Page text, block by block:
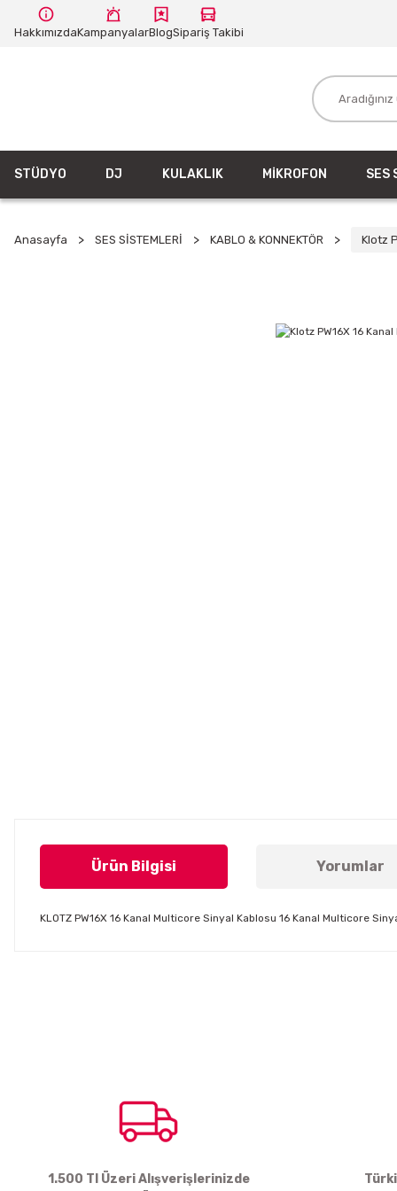
HakkımızdaKampanyalarBlogSipariş Takibi
STÜDYO DJ KULAKLIK MİKROFON SES
Anasayfa SES SİSTEMLERİ KABLO & KONNEKTÖR Klotz
Ürün Bilgisi Yorumlar
KLOTZ PW16X 16 Kanal Multicore Sinyal Kablosu 16 Kanal Multicore
Bu ürüne benzer farklı alternatifler olmalı.
1.500 Tl Üzeri Alışverişlerinizde